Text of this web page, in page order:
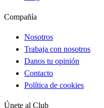
Compañía
Nosotros
Trabaja con nosotros
Danos tu opinión
Contacto
Política de cookies
Únete al Club